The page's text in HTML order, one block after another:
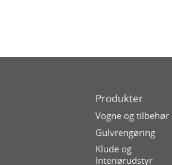
Produkter
Vogne og tilbehør
Gulvrengøring
Klude og
Interiørudstyr